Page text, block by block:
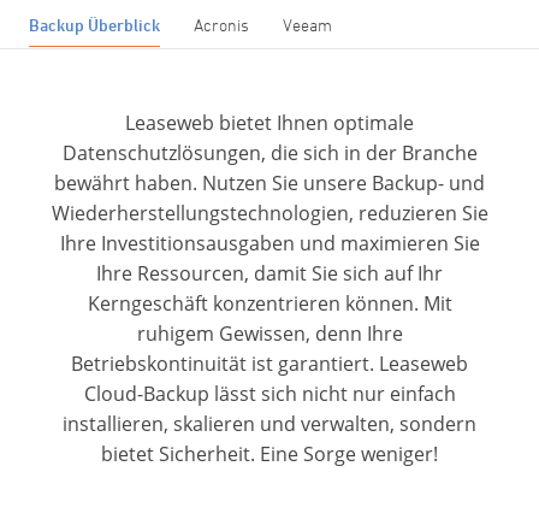
Backup Überblick Acronis Veeam
Leaseweb bietet Ihnen optimale
Datenschutzlösungen, die sich in der Branche
bewährt haben. Nutzen Sie unsere Backup- und
Wiederherstellungstechnologien, reduzieren Sie
Ihre Investitionsausgaben und maximieren Sie
Ihre Ressourcen, damit Sie sich auf Ihr
Kerngeschäft konzentrieren können. Mit
ruhigem Gewissen, denn Ihre
Betriebskontinuität ist garantiert. Leaseweb
Cloud-Backup lässt sich nicht nur einfach
installieren, skalieren und verwalten, sondern
bietet Sicherheit. Eine Sorge weniger!